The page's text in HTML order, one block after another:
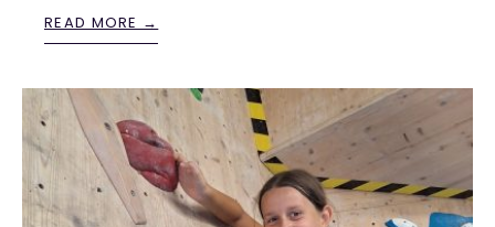
READ MORE →